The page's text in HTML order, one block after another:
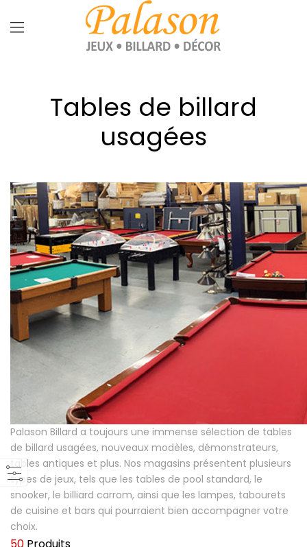
Please type the letters and numbers below
Mot de passe oublié ?
Tables de billard
usagées
Palason Billard a toujours une immense sélection de tables
de billard usagées, nouveaux modèles, démonstrateurs,
tables antiques et plus. Nos magasins présentent plusieurs
types de jeux, tels que les tables de pool standard, le
snooker, le billiard carrom, ainsi que les lampes, tabourets
de cuisine et bars qui pourraient bien accompagner votre
choix.